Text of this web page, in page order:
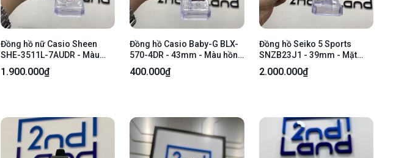
Đồng hồ nữ Casio Sheen
SHE-3511L-7AUDR - Màu
kem - Ngoại hình 98% - Body
1.900.000₫
Đồng hồ Casio Baby-G BLX-
570-4DR - 43mm - Màu hồng
- Ngoại hình 96% - Dây
xuống màu, mất đèn - Body
400.000₫
Đồng hồ Seiko 5 Sports
SNZB23J1 - 39mm - Mặt
đen - Ngoại hình 97.5% - Mất
1 gạch trên vòng xoay -
2.000.000₫